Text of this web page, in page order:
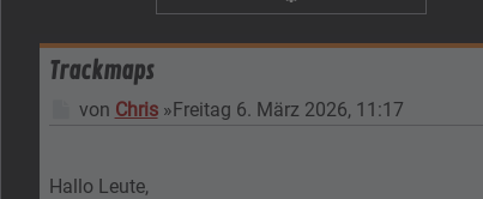
Trackmaps
Beitrag
von Chris»Freitag 6. März 2026, 11:17
Hallo Leute,